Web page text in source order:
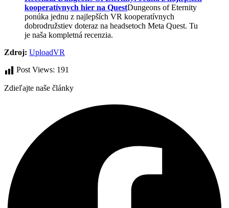
kooperatívnych hier na QuestDungeons of Eternity
ponúka jednu z najlepších VR kooperatívnych
dobrodružstiev doteraz na headsetoch Meta Quest. Tu
je naša kompletná recenzia.
Zdroj: UploadVR
Post Views: 191
Zdieľajte naše články